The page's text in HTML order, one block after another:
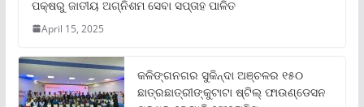
ପକ୍ଷରୁ ଜାତୀୟ ଅଗ୍ନିଶମ ସେବା ସପ୍ତାହ ପାଳିତ
April 15, 2025
କଳିଙ୍ଗନଗର ସୁକିନ୍ଦା ଅଞ୍ଚଳର ୧୫୦
ଛାତ୍ରଛାତ୍ରୀଙ୍କୁଟାଟା ଷ୍ଟିଲ୍ ଫାଉଣ୍ଡେସନ